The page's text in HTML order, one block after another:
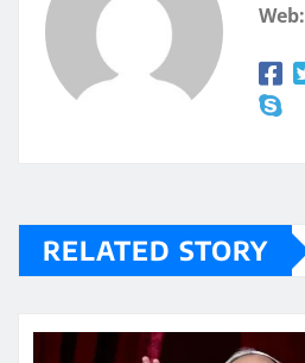
p Web:
RELATED STORY